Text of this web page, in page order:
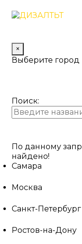
×
Выберите город
Поиск:
По данному
найдено!
Самара
Москва
Санкт-Петербург
Ростов-на-Дону